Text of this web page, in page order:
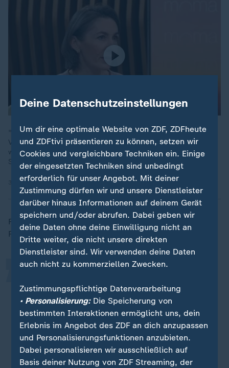
"Wir sollten uns darauf fokussieren, die eigene
Verteidigungsfähigkeit in Europa aufzubauen" und es sollte
weniger auf die USA als Partner gesetzt werden, sagt
Sicherheitsexpertin Claudia Major.
30.04.2026 | 5:43 min
Finnland teile sich über 1.300 Kilometer Grenze mit
Russland. Major erklärte:
Gesamtverteidigungskonzept
entwickelt, das einerseits auf
militärischer Stärke aufbaut und
andererseits auf die
Widerstandsfähigkeit der
Gesellschaft.
„
Deine Datenschutzeinstellungen
Um dir eine optimale Website von ZDF, ZDFheute
und ZDFtivi präsentieren zu können, setzen wir
Cookies und vergleichbare Techniken ein. Einige
der eingesetzten Techniken sind unbedingt
erforderlich für unser Angebot. Mit deiner
Zustimmung dürfen wir und unsere Dienstleister
darüber hinaus Informationen auf deinem Gerät
speichern und/oder abrufen. Dabei geben wir
deine Daten ohne deine Einwilligung nicht an
Dritte weiter, die nicht unsere direkten
Dienstleister sind. Wir verwenden deine Daten
auch nicht zu kommerziellen Zwecken.
Zustimmungspflichtige Datenverarbeitung
• Personalisierung:Die Speicherung von
bestimmten Interaktionen ermöglicht uns, dein
Erlebnis im Angebot des ZDF an dich anzupassen
und Personalisierungsfunktionen anzubieten.
Dabei personalisieren wir ausschließlich auf
Basis deiner Nutzung von ZDF Streaming, der